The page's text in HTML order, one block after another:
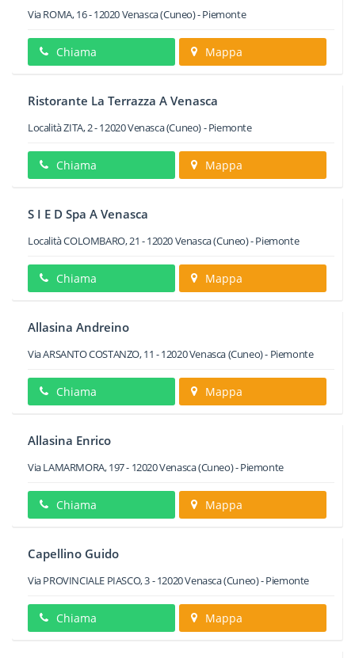
Via ROMA, 16-12020Venasca(Cuneo) -Piemonte
Chiama Mappa
Ristorante La Terrazza A Venasca
Località ZITA, 2-12020Venasca(Cuneo) -Piemonte
Chiama Mappa
S I E D Spa A Venasca
Località COLOMBARO, 21 -12020Venasca(Cuneo) -Piemonte
Chiama Mappa
Allasina Andreino
Via ARSANTO COSTANZO, 11 -12020Venasca(Cuneo) - Piemonte
Chiama Mappa
Allasina Enrico
Via LAMARMORA, 197- 12020Venasca(Cuneo) -Piemonte
Chiama Mappa
Capellino Guido
Via PROVINCIALE PIASCO, 3-12020Venasca(Cuneo) -Piemonte
Chiama Mappa